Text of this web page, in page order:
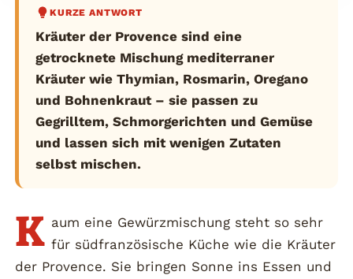
KURZE ANTWORT
Kräuter der Provence sind eine
getrocknete Mischung mediterraner
Kräuter wie Thymian, Rosmarin, Oregano
und Bohnenkraut – sie passen zu
Gegrilltem, Schmorgerichten und Gemüse
und lassen sich mit wenigen Zutaten
selbst mischen.
K aum eine Gewürzmischung steht so sehr
für südfranzösische Küche wie die Kräuter
der Provence. Sie bringen Sonne ins Essen und